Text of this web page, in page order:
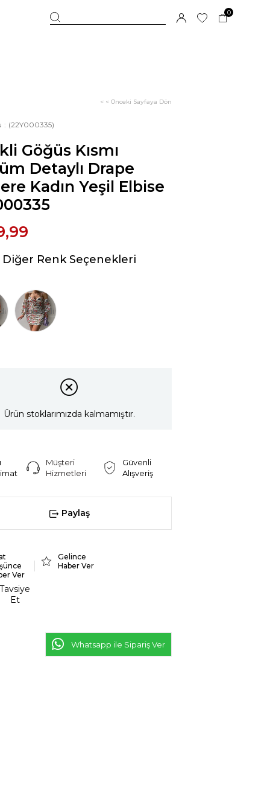
0
< < Önceki Sayfaya Dön
(22Y000335)
Göğüs Kısmı
Detaylı Drape
Kadın Yeşil Elbise
Diğer Renk Seçenekleri
Tükendi
Ürün stoklarımızda kalmamıştır.
Müşteri
Hizmetleri
Güvenli
Alışveriş
Paylaş
Ver
Gelince
Haber Ver
Tavsiye
Et
Whatsapp ile Sipariş Ver